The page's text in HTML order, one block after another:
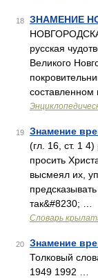
18 ЗНАМЕНИЕ
русская
Великого
составленном
19 Знамение
(гл. 16, ст. 1
просить
высмеял их,
так&#8230; …
Словарь
20 Знамение
Толковый
1949 1992 …